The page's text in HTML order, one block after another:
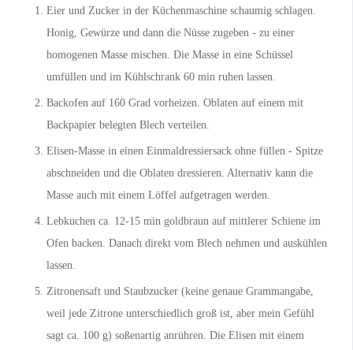
Eier und Zucker in der Küchenmaschine schaumig schlagen.
Honig, Gewürze und dann die Nüsse zugeben - zu einer
homogenen Masse mischen. Die Masse in eine Schüssel
umfüllen und im Kühlschrank 60 min ruhen lassen.
Backofen auf 160 Grad vorheizen. Oblaten auf einem mit
Backpapier belegten Blech verteilen.
Elisen-Masse in einen Einmaldressiersack ohne füllen - Spitze
abschneiden und die Oblaten dressieren. Alternativ kann die
Masse auch mit einem Löffel aufgetragen werden.
Lebkuchen ca. 12-15 min goldbraun auf mittlerer Schiene im
Ofen backen. Danach direkt vom Blech nehmen und auskühlen
lassen.
Zitronensaft und Staubzucker (keine genaue Grammangabe,
weil jede Zitrone unterschiedlich groß ist, aber mein Gefühl
sagt ca. 100 g) soßenartig anrühren. Die Elisen mit einem